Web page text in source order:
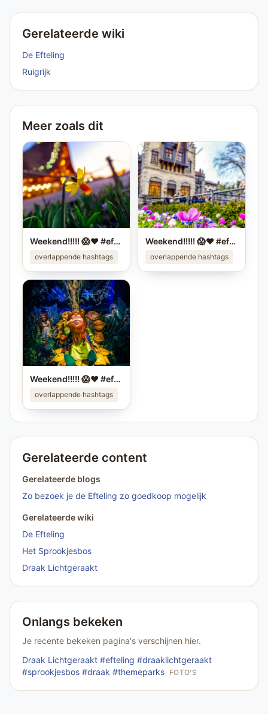
Gerelateerde wiki
De Efteling
Ruigrijk
Meer zoals dit
Weekend!!!!! 😱❤️ #efteling #sprookjesbos #themeparks
overlappende hashtags
Weekend!!!!! 😱❤️ #efteling #sprookjesbos #themeparks
overlappende hashtags
Weekend!!!!! 😱❤️ #efteling #sprookjesbos #themeparks
overlappende hashtags
Gerelateerde content
Gerelateerde blogs
Zo bezoek je de Efteling zo goedkoop mogelijk
Gerelateerde wiki
De Efteling
Het Sprookjesbos
Draak Lichtgeraakt
Onlangs bekeken
Je recente bekeken pagina's verschijnen hier.
Draak Lichtgeraakt #efteling #draaklichtgeraakt
#sprookjesbos #draak #themeparks FOTO'S